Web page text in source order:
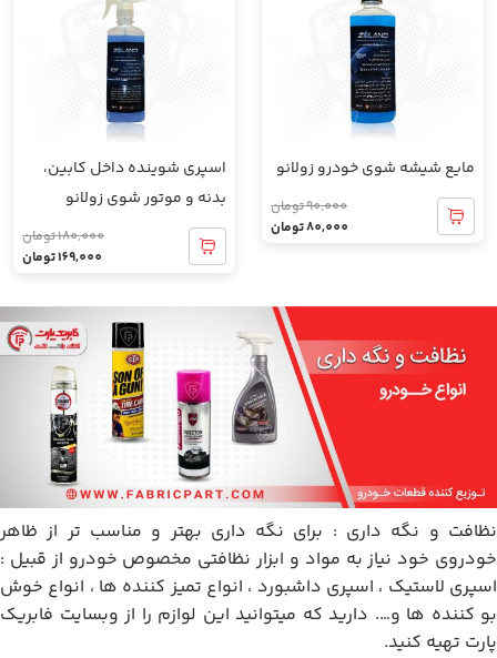
مایع شیشه شوی خودرو زولانو
90,000تومان
80,000تومان
اسپری شوینده داخل کابین،
بدنه و موتور شوی زولانو
180,000تومان
169,000تومان
نظافت و نگه داری : برای نگه داری بهتر و مناسب تر از ظاهر
خودروی خود نیاز به مواد و ابزار نظافتی مخصوص خودرو از قبیل :
اسپری لاستیک ، اسپری داشبورد ، انواع تمیز کننده ها ، انواع خوش
بو کننده ها و…. دارید که میتوانید این لوازم را از وبسایت فابریک
پارت تهیه کنید.